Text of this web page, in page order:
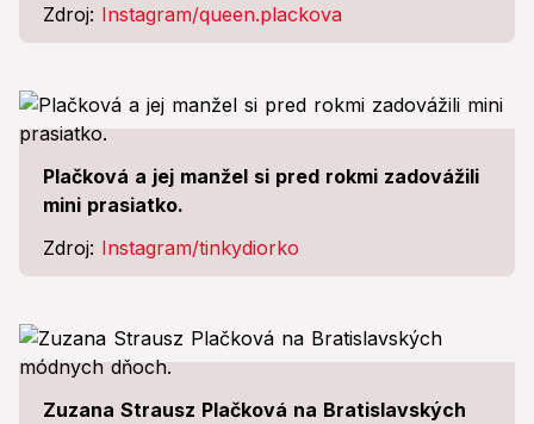
Zdroj: Instagram/queen.plackova
Plačková a jej manžel si pred rokmi zadovážili
mini prasiatko.
Zdroj: Instagram/tinkydiorko
Zuzana Strausz Plačková na Bratislavských